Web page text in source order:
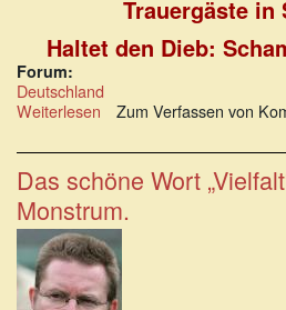
Trauergäste in
Haltet den Dieb:
Forum:
Deutschland
Weiterlesen über
politisch-
mediale
Betroffenheitsheuchler
Zum Verfassen von
Das schöne Wort
Monstrum.